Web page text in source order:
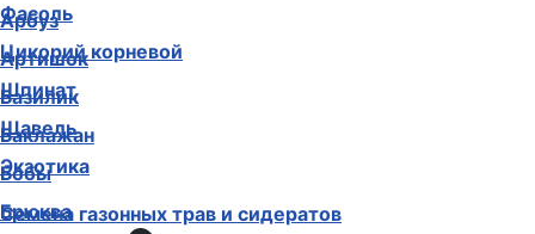
Арбуз
Артишок
Базилик
Баклажан
Бобы
Брюква
Фасоль
Цикорий корневой
Шпинат
Щавель
Экзотика
Семена газонных трав и сидератов